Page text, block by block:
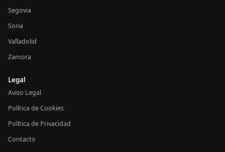
Segovia
Soria
Valladolid
Zamora
Legal
Aviso Legal
Política de Cookies
Política de Privacidad
Contacto